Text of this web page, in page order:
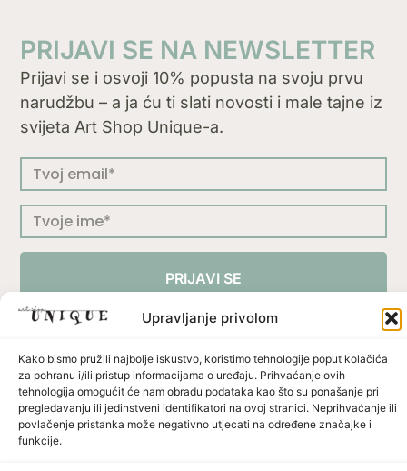
Upravljanje privolom
Kako bismo pružili najbolje iskustvo, koristimo tehnologije poput kolačića
za pohranu i/ili pristup informacijama o uređaju. Prihvaćanje ovih
tehnologija omogućit će nam obradu podataka kao što su ponašanje pri
pregledavanju ili jedinstveni identifikatori na ovoj stranici. Neprihvaćanje ili
povlačenje pristanka može negativno utjecati na određene značajke i
funkcije.
PRIJAVI SE NA NEWSLETTER
Prijavi se i osvoji 10% popusta na svoju prvu
narudžbu – a ja ću ti slati novosti i male tajne iz
svijeta Art Shop Unique-a.
PRIJAVI SE
Press Uvjeti korištenja
Politika privatnosti
Politika dostave i povrata
Načini plaćanja